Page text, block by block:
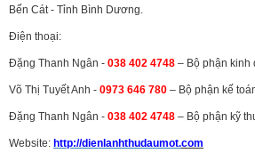
Bến Cát - Tỉnh Bình Dương.
Điện thoại:
Đặng Thanh Ngân - 038 402 4748 – Bộ phận kinh
Võ Thị Tuyết Anh - 0973 646 780 – Bộ phận kế
Đặng Thanh Ngân - 038 402 4748 – Bộ phận kỹ
Website: http://dienlanhthudaumot.com